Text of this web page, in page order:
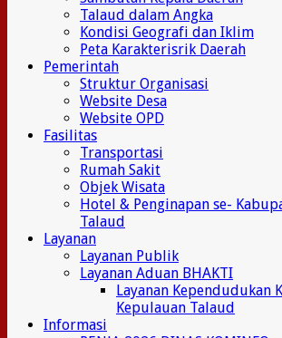
Talaud dalam Angka
Kondisi Geografi dan Iklim
Peta Karakterisrik Daerah
Pemerintah
Struktur Organisasi
Website Desa
Website OPD
Fasilitas
Transportasi
Rumah Sakit
Objek Wisata
Hotel & Penginapan se-
Talaud
Layanan
Layanan Publik
Layanan Aduan BHAKTI
Layanan Kependudukan
Kepulauan Talaud
Informasi